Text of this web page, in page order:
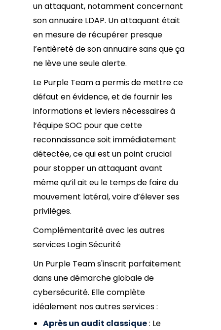
un attaquant, notamment concernant
son annuaire LDAP. Un attaquant était
en mesure de récupérer presque
l’entièreté de son annuaire sans que ça
ne lève une seule alerte.
Le Purple Team a permis de mettre ce
défaut en évidence, et de fournir les
informations et leviers nécessaires à
l’équipe SOC pour que cette
reconnaissance soit immédiatement
détectée, ce qui est un point crucial
pour stopper un attaquant avant
même qu’il ait eu le temps de faire du
mouvement latéral, voire d’élever ses
privilèges.
Complémentarité avec les autres
services Login Sécurité
Un Purple Team s'inscrit parfaitement
dans une démarche globale de
cybersécurité. Elle complète
idéalement nos autres services :
Après un audit classique: Le